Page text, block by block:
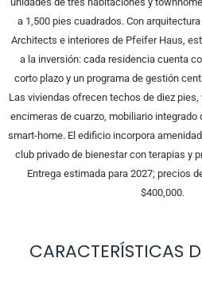
a 1,500 pies cuadrados. Con
Architects e interiores de Pfeifer Haus,
a la inversión: cada residencia cuenta
corto plazo y un programa de gestión
Las viviendas ofrecen techos de diez pies,
encimeras de cuarzo, mobiliario integrado
smart-home. El edificio incorpora
club privado de bienestar con terapias y
Entrega estimada para 2027; precios
$400,000.
CARACTERÍSTICAS